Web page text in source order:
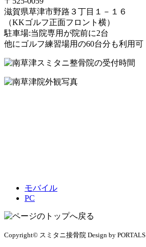
滋賀県草津市野路３丁目１－１６
（KKゴルフ正面フロント横）
駐車場:当院専用が院前に2台
他にゴルフ練習場用の60台分も利用可
モバイル
PC
Copyright© スミタニ接骨院 Design by PORTALS